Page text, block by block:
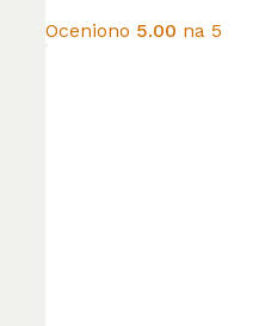
Opcje
Oceniono 5.00 na 5